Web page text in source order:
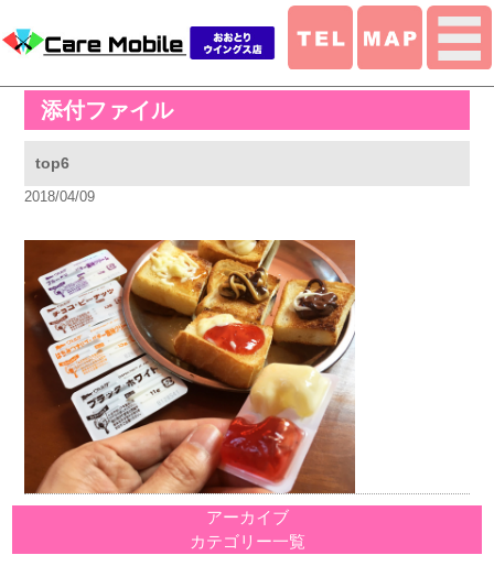
添付ファイル
top6
2018/04/09
アーカイブ
カテゴリー一覧